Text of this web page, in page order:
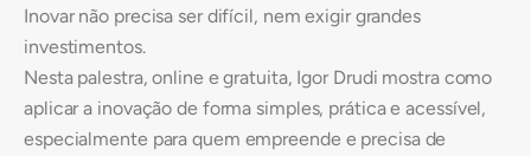
Inovar não precisa ser difícil, nem exigir grandes
investimentos.
Nesta palestra, online e gratuita, Igor Drudi mostra como
aplicar a inovação de forma simples, prática e acessível,
especialmente para quem empreende e precisa de